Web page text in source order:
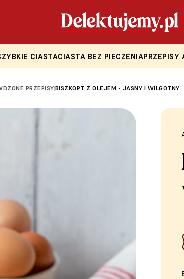
CIASTACIASTA BEZ PIECZENIAPRZEPISY
PRZEPISY|BISZKOPT Z OLEJEM - JASNY I WILGOTNY